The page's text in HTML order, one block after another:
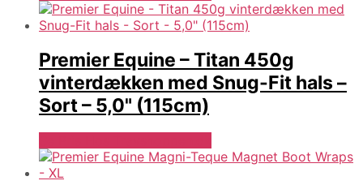
Premier Equine – Titan 450g
vinterdækken med Snug-Fit hals –
Sort – 5,0" (115cm)